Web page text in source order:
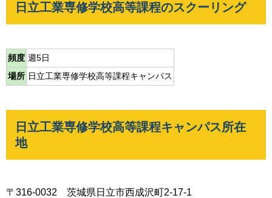
日立工業専修学校高等課程のスクーリング
頻度 週5日
場所 日立工業専修学校高等課程キャンパス
日立工業専修学校高等課程キャンパス所在
地
〒316-0032 茨城県日立市西成沢町2-17-1